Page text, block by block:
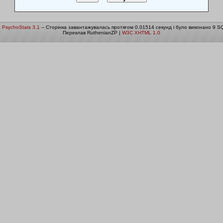
PsychoStats 3.1 -- Сторінка завантажувалась протягом 0.01514 секунд і було виконано 9
Переклав RuthenianZP | W3C XHTML 1.0